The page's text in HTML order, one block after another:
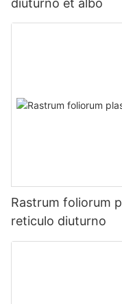
Rastrum foliorum
reticulo diuturno